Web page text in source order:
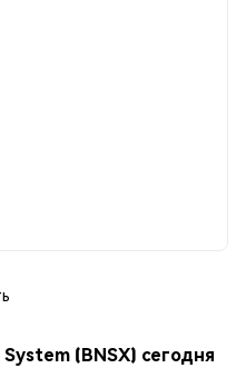
(BNSX) сегодня